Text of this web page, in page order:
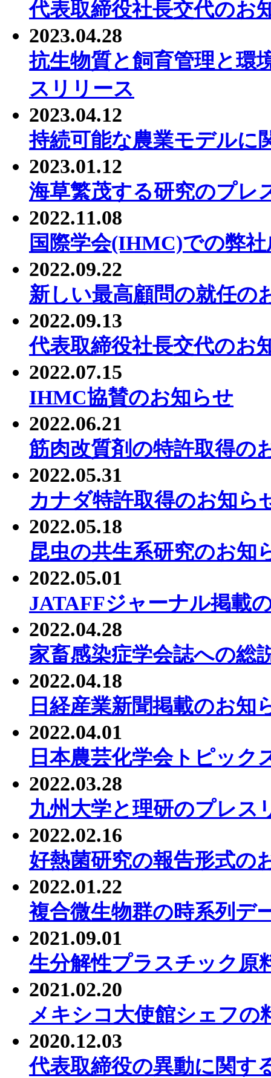
代表取締役社長交代のお
2023.04.28
抗生物質と飼育管理と環
スリリース
2023.04.12
持続可能な農業モデルに
2023.01.12
海草繁茂する研究のプレ
2022.11.08
国際学会(IHMC)での弊
2022.09.22
新しい最高顧問の就任の
2022.09.13
代表取締役社長交代のお
2022.07.15
IHMC協賛のお知らせ
2022.06.21
筋肉改質剤の特許取得の
2022.05.31
カナダ特許取得のお知ら
2022.05.18
昆虫の共生系研究のお知
2022.05.01
JATAFFジャーナル掲載
2022.04.28
家畜感染症学会誌への総
2022.04.18
日経産業新聞掲載のお知
2022.04.01
日本農芸化学会トピック
2022.03.28
九州大学と理研のプレス
2022.02.16
好熱菌研究の報告形式の
2022.01.22
複合微生物群の時系列デ
2021.09.01
生分解性プラスチック原
2021.02.20
メキシコ大使館シェフの
2020.12.03
代表取締役の異動に関す